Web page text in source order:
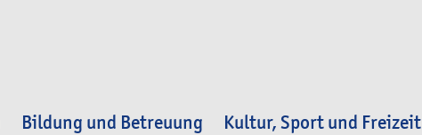
Bildung und Betreuung Kultur, Sport und Freizeit